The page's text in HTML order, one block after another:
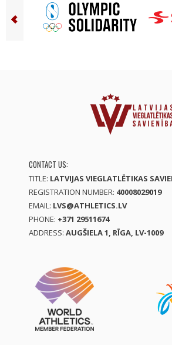
CONTACT US:
TITLE: LATVIJAS VIEGLATLĒTIKAS
REGISTRATION NUMBER: 40008029019
EMAIL: LVS@ATHLETICS.LV
PHONE: +371 29511674
ADDRESS: AUGŠIELA 1, RĪGA, LV-1009